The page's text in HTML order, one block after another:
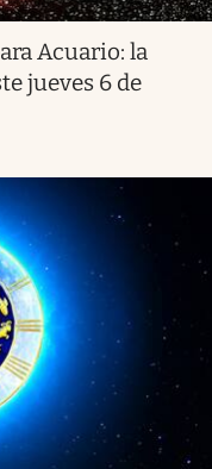
Acuario: la
jueves 6 de